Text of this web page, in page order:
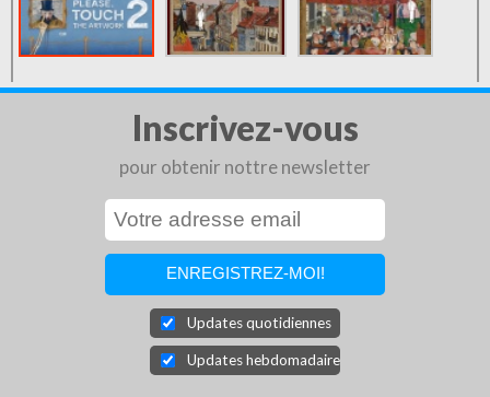
Inscrivez-vous
pour obtenir nottre newsletter
Updates quotidiennes
Updates hebdomadaires